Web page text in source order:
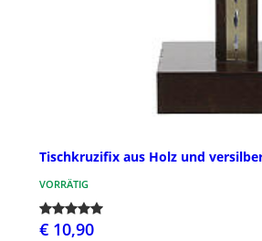
Tischkruzifix aus Holz und
VORRÄTIG
€ 10,90